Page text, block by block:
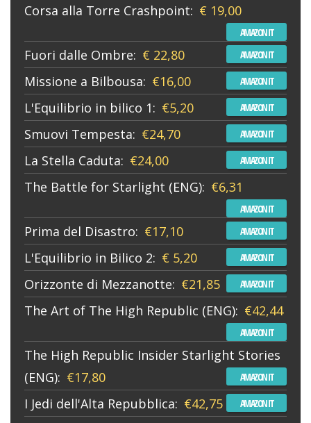
Corsa alla Torre Crashpoint: € 19,00
AMAZON IT
Fuori dalle Ombre: € 22,80 AMAZON IT
Missione a Bilbousa: €16,00 AMAZON IT
L'Equilibrio in bilico 1: €5,20 AMAZON IT
Smuovi Tempesta: €24,70 AMAZON IT
La Stella Caduta: €24,00 AMAZON IT
The Battle for Starlight (ENG): €6,31
AMAZON IT
Prima del Disastro: €17,10 AMAZON IT
L'Equilibrio in Bilico 2: € 5,20 AMAZON IT
Orizzonte di Mezzanotte: €21,85 AMAZON IT
The Art of The High Republic (ENG): €42,44
AMAZON IT
The High Republic Insider Starlight Stories
(ENG): €17,80 AMAZON IT
I Jedi dell'Alta Repubblica: €42,75 AMAZON IT